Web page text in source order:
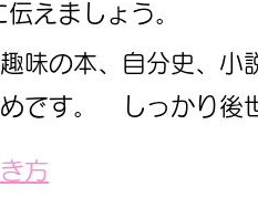
えましょう。
味の本、自分史、小
です。 しっかり後
方